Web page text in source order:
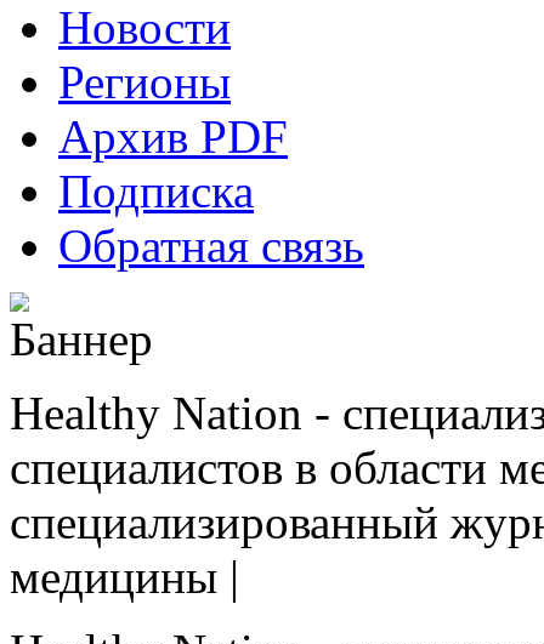
Новости
Регионы
Архив PDF
Подписка
Обратная связь
Healthy Nation -
специалистов в области
cпециализированный
медицины |